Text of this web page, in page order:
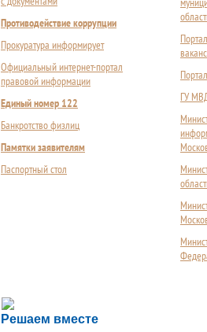
Противодействие коррупции
Прокуратура информирует
Официальный интернет-портал
правовой информации
Единый номер 122
Банкротство физлиц
Памятки заявителям
Паспортный стол
ГУ
Решаем вместе
Сложности с получением
Сообщите об этом